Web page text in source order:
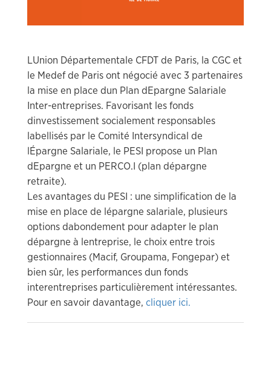
LUnion Départementale CFDT de Paris, la CGC et
le Medef de Paris ont négocié avec 3 partenaires
la mise en place dun Plan dEpargne Salariale
Inter-entreprises. Favorisant les fonds
dinvestissement socialement responsables
labellisés par le Comité Intersyndical de
lÉpargne Salariale, le PESI propose un Plan
dEpargne et un PERCO.I (plan dépargne
retraite).
Les avantages du PESI : une simplification de la
mise en place de lépargne salariale, plusieurs
options dabondement pour adapter le plan
dépargne à lentreprise, le choix entre trois
gestionnaires (Macif, Groupama, Fongepar) et
bien sûr, les performances dun fonds
interentreprises particulièrement intéressantes.
Pour en savoir davantage, cliquer ici.